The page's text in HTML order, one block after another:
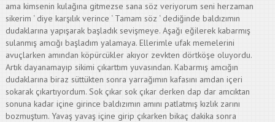
ama kimsenin kulağına gitmezse sana söz veriyorum seni herzaman
sikerim ‘ diye karşılık verince ‘ Tamam söz ‘ dediğinde baldızımın
dudaklarına yapışarak başladık sevişmeye. Aşağı eğilerek kabarmış
sulanmış amcığı başladım yalamaya. Ellerimle ufak memelerini
avuçlarken amından köpürcükler akıyor zevkten dörtköşe oluyordu.
Artık dayanamayıp sikimi çıkarttım yuvasından. Kabarmış amcığın
dudaklarına biraz süttükten sonra yarrağımın kafasını amdan içeri
sokarak çıkartıyordum. Sok çıkar sok çıkar derken dap dar amcıktan
sonuna kadar içine girince baldızımın amını patlatmış kızlık zarını
bozmuştum. Yavaş yavaş içine girip çıkarken bikaç dakika sonra